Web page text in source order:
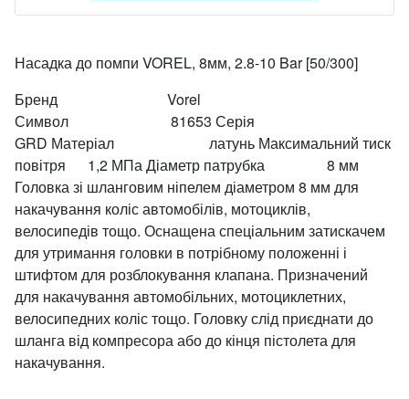
Насадка до помпи VOREL, 8мм, 2.8-10 Bar [50/300]
Бренд Vorel
Символ 81653 Серія
GRD Матеріал латунь Максимальний тиск
повітря 1,2 МПа Діаметр патрубка 8 мм
Головка зі шланговим ніпелем діаметром 8 мм для
накачування коліс автомобілів, мотоциклів,
велосипедів тощо. Оснащена спеціальним затискачем
для утримання головки в потрібному положенні і
штифтом для розблокування клапана. Призначений
для накачування автомобільних, мотоциклетних,
велосипедних коліс тощо. Головку слід приєднати до
шланга від компресора або до кінця пістолета для
накачування.